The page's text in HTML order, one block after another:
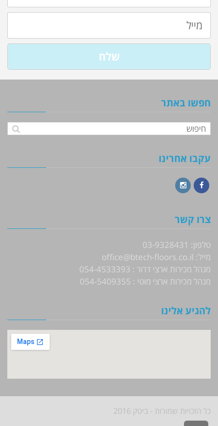
מייל
שלח
חפשו באתר
עקבו אחרינו
צרו קשר
טלפון: 03-9328431
מייל: office@btech-floors.co.il
מנהל מכירות ארצי דרור : 054-4533393
מנהל מכירות ארצי מוטי : 054-5409355
להגיע אלינו
כל הזכויות שמורות - ביטק 2016